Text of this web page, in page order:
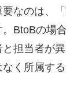
なのは、
BtoBの場
担当者が
なく所属す